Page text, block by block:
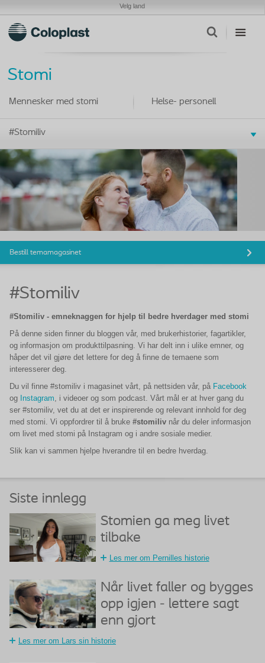
Velg land
Stomi
Mennesker med stomi
#Stomiliv
Helse- personell
Bestill temamagasinet
#Stomiliv
#Stomiliv - emneknaggen for hjelp til bedre hverdager med stomi
På denne siden finner du bloggen vår, med brukerhistorier, fagartikler,
og informasjon om produkttilpasning. Vi har delt inn i ulike emner, og
håper det vil gjøre det lettere for deg å finne de temaene som
interesserer deg.
Du vil finne #stomiliv i magasinet vårt, på nettsiden vår, på Facebook
og Instagram, i videoer og som podcast. Vårt mål er at hver gang du
ser #stomiliv, vet du at det er inspirerende og relevant innhold for deg
med stomi. Vi oppfordrer til å bruke #stomiliv når du deler informasjon
om livet med stomi på Instagram og i andre sosiale medier.
Slik kan vi sammen hjelpe hverandre til en bedre hverdag.
Siste innlegg
Stomien ga meg livet
tilbake
Les mer om Pernilles historie
Når livet faller og bygges
opp igjen - lettere sagt
enn gjort
Les mer om Lars sin historie